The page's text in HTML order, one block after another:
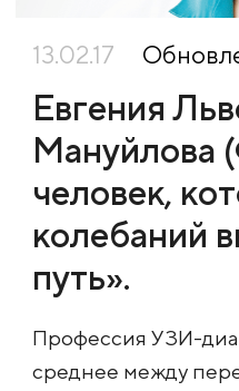
13.02.17
Евгения
Мануйлова
человек,
колебаний
путь».
Профессия УЗИ-
среднее между